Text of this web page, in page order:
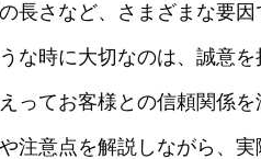
長さなど、さまざまな要
な時に大切なのは、誠意
ってお客様との信頼関係
注意点を解説しながら、